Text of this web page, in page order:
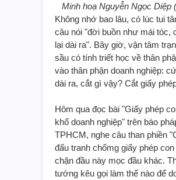
Minh hoạ Nguyễn Ngọc Diệp
Không nhớ bao lâu, có lúc tui
câu nói "đời buồn như mái tóc,
lại dài ra". Bây giờ, vận tâm
sầu có tính triết học về thân
vào thân phận doanh nghiệp:
dài ra, cắt gì vậy? Cắt giấy
Hôm qua đọc bài "Giấy phép
khổ doanh nghiệp" trên báo
TPHCM, nghe câu than phiền
đấu tranh chốmg giấy phép con
chặn đầu này mọc đầu khác.
tướng kêu gọi làm thế nào để